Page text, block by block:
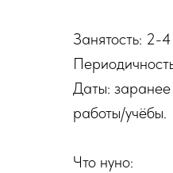
Занятость: 2-
Даты: заранее
работы/учёбы.
Что нуно: